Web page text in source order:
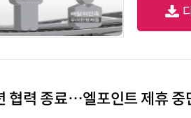
협력 종료…엘포인트 제휴 중